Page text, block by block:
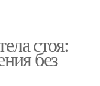
стоя:
без